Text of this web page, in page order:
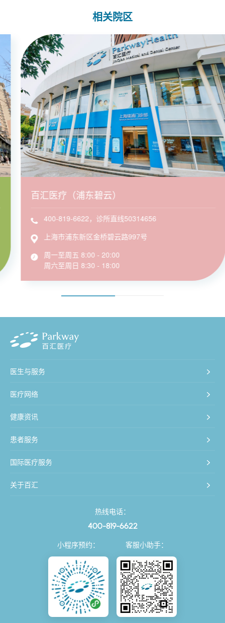
相关院区
百汇医疗（浦东碧云）
400-819-6622，诊所直线50314656
上海市浦东新区金桥碧云路997号
周一至周五 8:00 - 20:00
周六至周日 8:30 - 18:00
医生与服务
医疗网络
健康资讯
患者服务
国际医疗服务
关于百汇
热线电话：
400-819-6622
小程序预约： 客服小助手：